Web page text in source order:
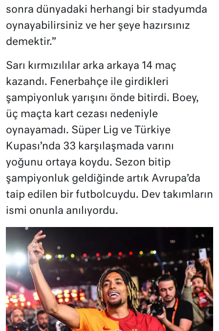
sonra dünyadaki herhangi bir stadyumda
oynayabilirsiniz ve her şeye hazırsınız
demektir.”
Sarı kırmızılılar arka arkaya 14 maç
kazandı. Fenerbahçe ile girdikleri
şampiyonluk yarışını önde bitirdi. Boey,
üç maçta kart cezası nedeniyle
oynayamadı. Süper Lig ve Türkiye
Kupası’nda 33 karşılaşmada varını
yoğunu ortaya koydu. Sezon bitip
şampiyonluk geldiğinde artık Avrupa’da
taip edilen bir futbolcuydu. Dev takımların
ismi onunla anılıyordu.